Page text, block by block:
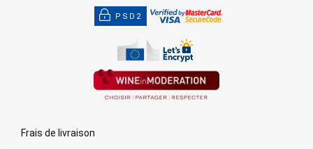
PSD2
Frais de livraison